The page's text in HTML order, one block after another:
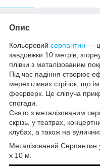
Опис
Кольоровий серпантин —
завдовжки 10 метрів,
плівки з металізованим
Під час падіння створює
мерехтливих стрічок, що
феєрверк. Це сліпуча
спогади.
Свято з металізованим
скрізь, у театрах,
клубах, а також на
Металізований Серпантин
х 10 м.